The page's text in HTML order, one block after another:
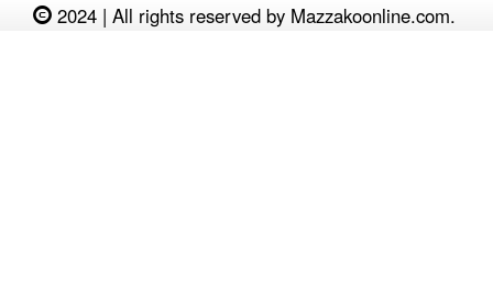
2024 | All rights reserved by Mazzakoonline.com.